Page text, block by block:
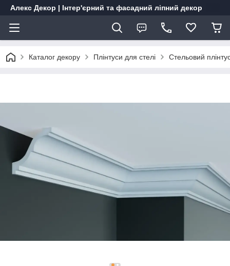
Алекс Декор | Інтер'єрний та фасадний ліпний декор
Каталог декору Плінтуси для стелі Стельовий